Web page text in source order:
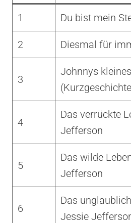
1 Du bist mein
2 Diesmal für
3
Johnnys
4
Das verrückte
Jefferson
5
Das wilde
Jefferson
6
Das
Jessie